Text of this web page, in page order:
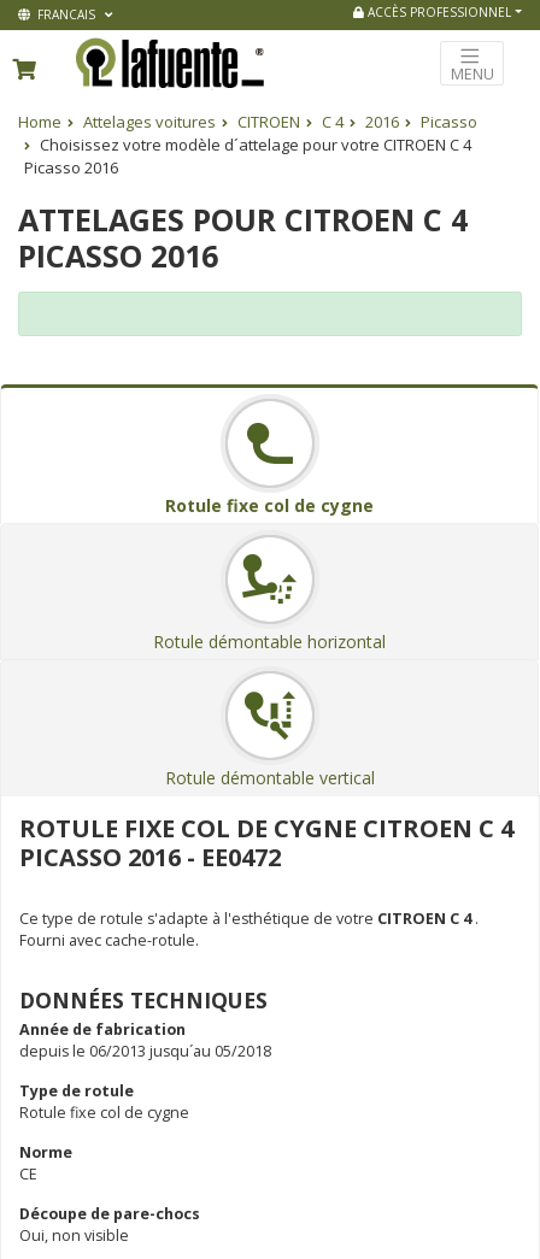
FRANCAIS ACCÈS PROFESSIONNEL
MENU
Home Attelages voitures CITROEN C 4 2016
Picasso
Choisissez votre modèle d´attelage pour votre CITROEN C 4
Picasso 2016
ATTELAGES POUR CITROEN C 4
PICASSO 2016
Rotule fixe col de cygne
Rotule démontable horizontal
Rotule démontable vertical
ROTULE FIXE COL DE CYGNE CITROEN C 4
PICASSO 2016 - EE0472
Ce type de rotule s'adapte à l'esthétique de votre CITROEN C 4.
Fourni avec cache-rotule.
DONNÉES TECHNIQUES
Année de fabrication
depuis le 06/2013 jusqu´au 05/2018
Type de rotule
Rotule fixe col de cygne
Norme
CE
Découpe de pare-chocs
Oui, non visible